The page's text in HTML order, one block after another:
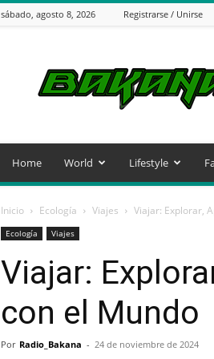
sábado, agosto 8, 2026 Registrarse / Unirse
Bakana
Home World Lifestyle
Inicio Ecología Viajes Viajar: Explorar,
Ecología Viajes
Viajar:
con el Mundo
Por Radio_Bakana - 24 de noviembre de 2024